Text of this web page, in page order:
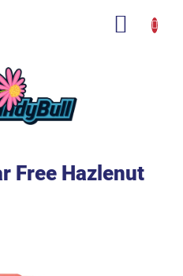
Free Hazlenut